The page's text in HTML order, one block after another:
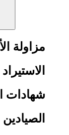
مزاولة
شهادات